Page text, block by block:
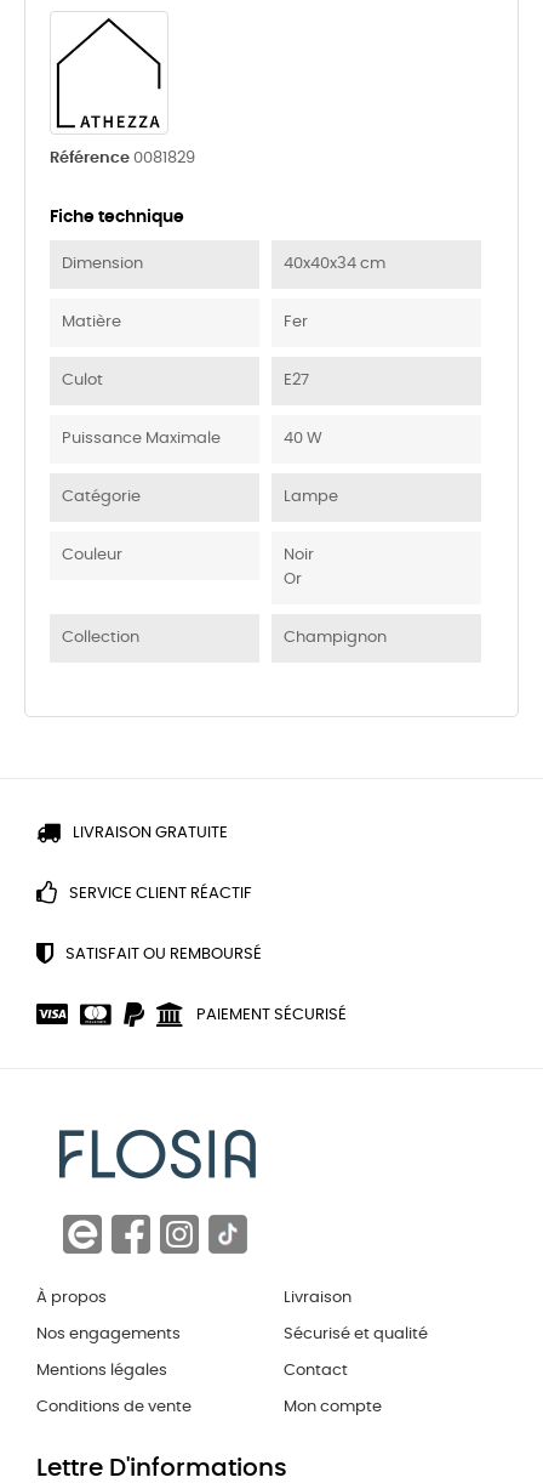
Référence 0081829
Fiche technique
Dimension 40x40x34 cm
Matière Fer
Culot E27
Puissance Maximale 40 W
Catégorie Lampe
Couleur
Noir
Or
Collection Champignon
LIVRAISON GRATUITE
SERVICE CLIENT RÉACTIF
SATISFAIT OU REMBOURSÉ
PAIEMENT SÉCURISÉ
À propos
Nos engagements
Mentions légales
Conditions de vente
Livraison
Sécurisé et qualité
Contact
Mon compte
Lettre D'informations